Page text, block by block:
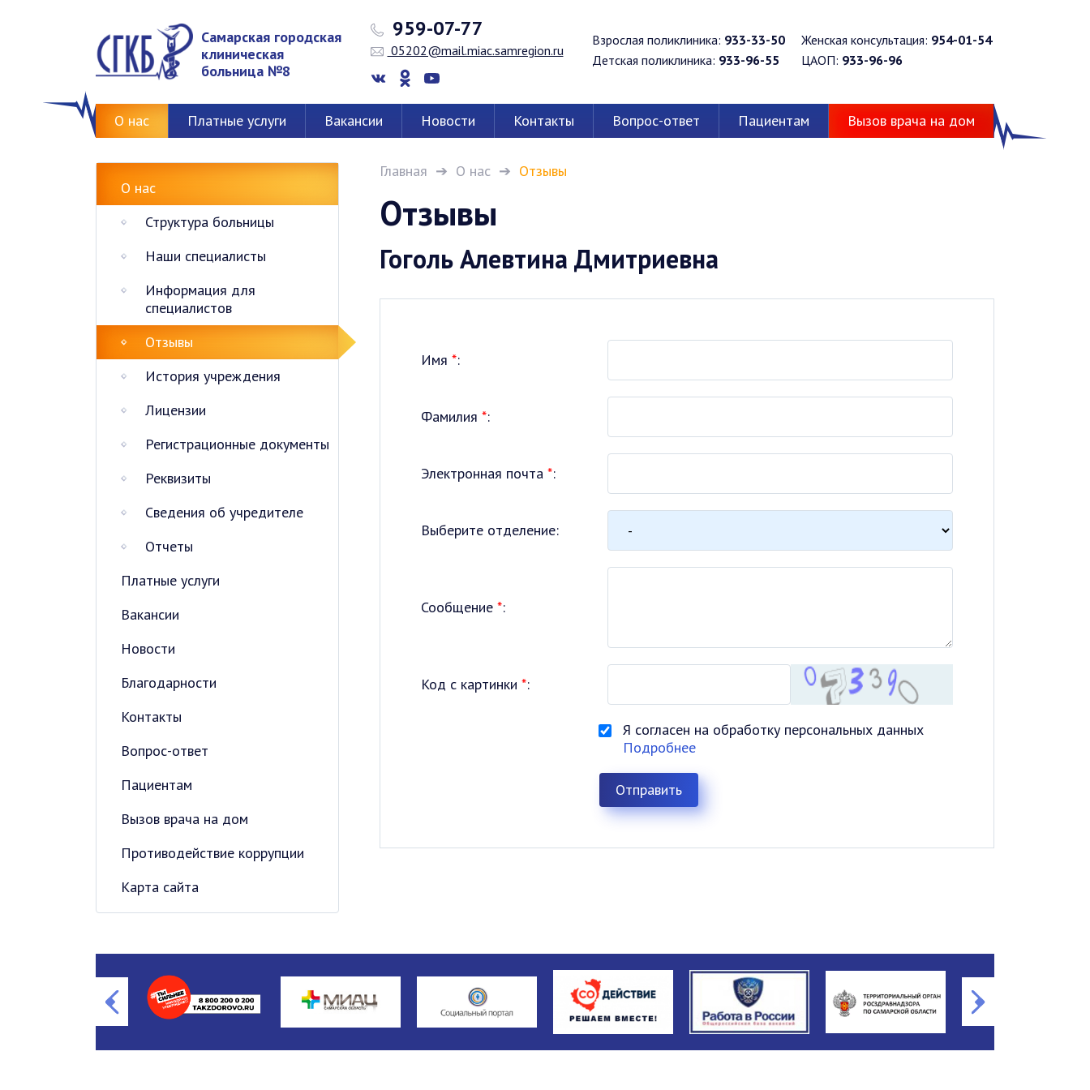
Самарская городская
клиническая
больница №8
959-07-77
05202@mail.miac.samregion.ru
Взрослая поликлиника: 933-33-50
Детская поликлиника: 933-96-55
Женская консультация: 954-01-54
ЦАОП: 933-96-96
О нас Платные услуги Вакансии Новости Контакты Вопрос-ответ Пациентам Вызов врача на дом
О нас
Структура больницы
Наши специалисты
Информация для
специалистов
Отзывы
История учреждения
Лицензии
Регистрационные документы
Реквизиты
Сведения об учредителе
Отчеты
Платные услуги
Вакансии
Новости
Благодарности
Контакты
Вопрос-ответ
Пациентам
Вызов врача на дом
Противодействие коррупции
Карта сайта
Главная О нас Отзывы
Отзывы
Гоголь Алевтина Дмитриевна
Имя *:
Фамилия *:
Электронная почта *:
Выберите отделение:
Сообщение *:
Код с картинки *:
Я согласен на обработку персональных данных
Подробнее